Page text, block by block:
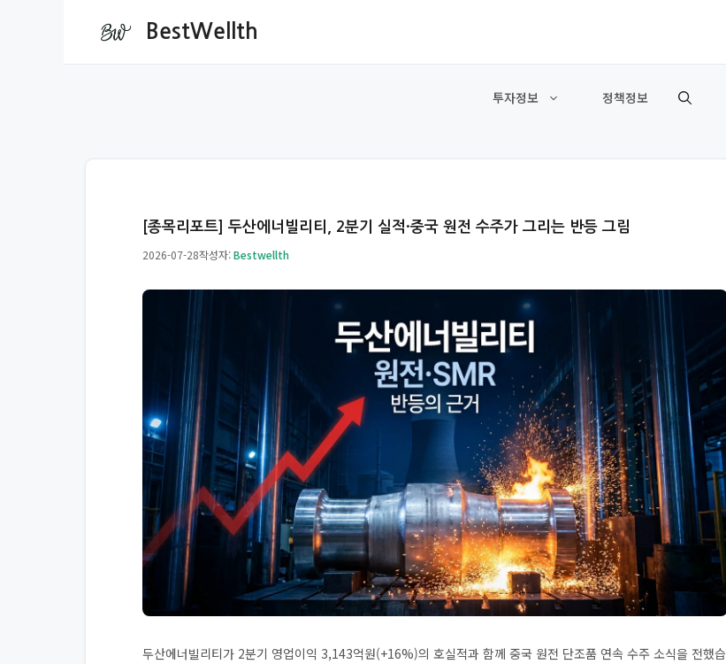
BestWellth
투자정보 정책정보
[종목리포트] 두산에너빌리티, 2분기 실적·중국 원전 수주가 그리는 반등 그림
2026-07-28작성자:Bestwellth
두산에너빌리티가 2분기 영업이익 3,143억원(+16%)의 호실적과 함께 중국 원전 단조품 연속 수주 소식을 전했습